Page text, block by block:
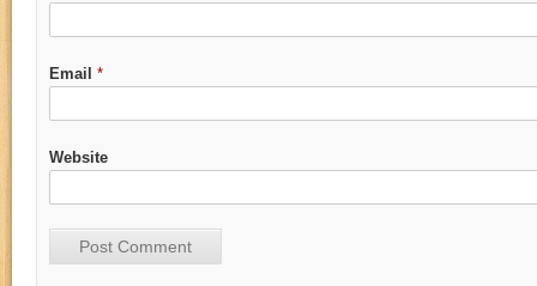
Email *
Website